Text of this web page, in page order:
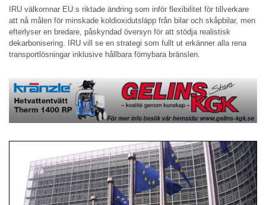
IRU välkomnar EU:s riktade ändring som inför flexibilitet för tillverkare
att nå målen för minskade koldioxidutsläpp från bilar och skåpbilar, men
efterlyser en bredare, påskyndad översyn för att stödja realistisk
dekarbonisering. IRU vill se en strategi som fullt ut erkänner alla rena
transportlösningar inklusive hållbara förnybara bränslen.